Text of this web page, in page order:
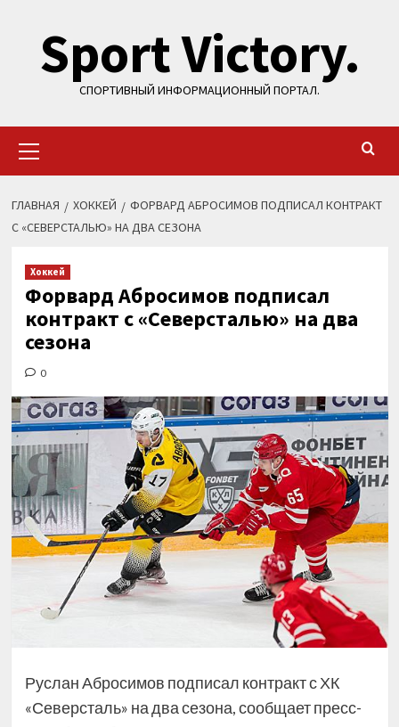
содержимому
Sport Victory.
СПОРТИВНЫЙ ИНФОРМАЦИОННЫЙ ПОРТАЛ.
меню
ГЛАВНАЯ ХОККЕЙ
ФОРВАРД АБРОСИМОВ ПОДПИСАЛ КОНТРАКТ
С «СЕВЕРСТАЛЬЮ» НА ДВА СЕЗОНА
Хоккей
Форвард Абросимов подписал
контракт с «Северсталью» на два
сезона
0
Руслан Абросимов подписал контракт с ХК
«Северсталь» на два сезона, сообщает пресс-